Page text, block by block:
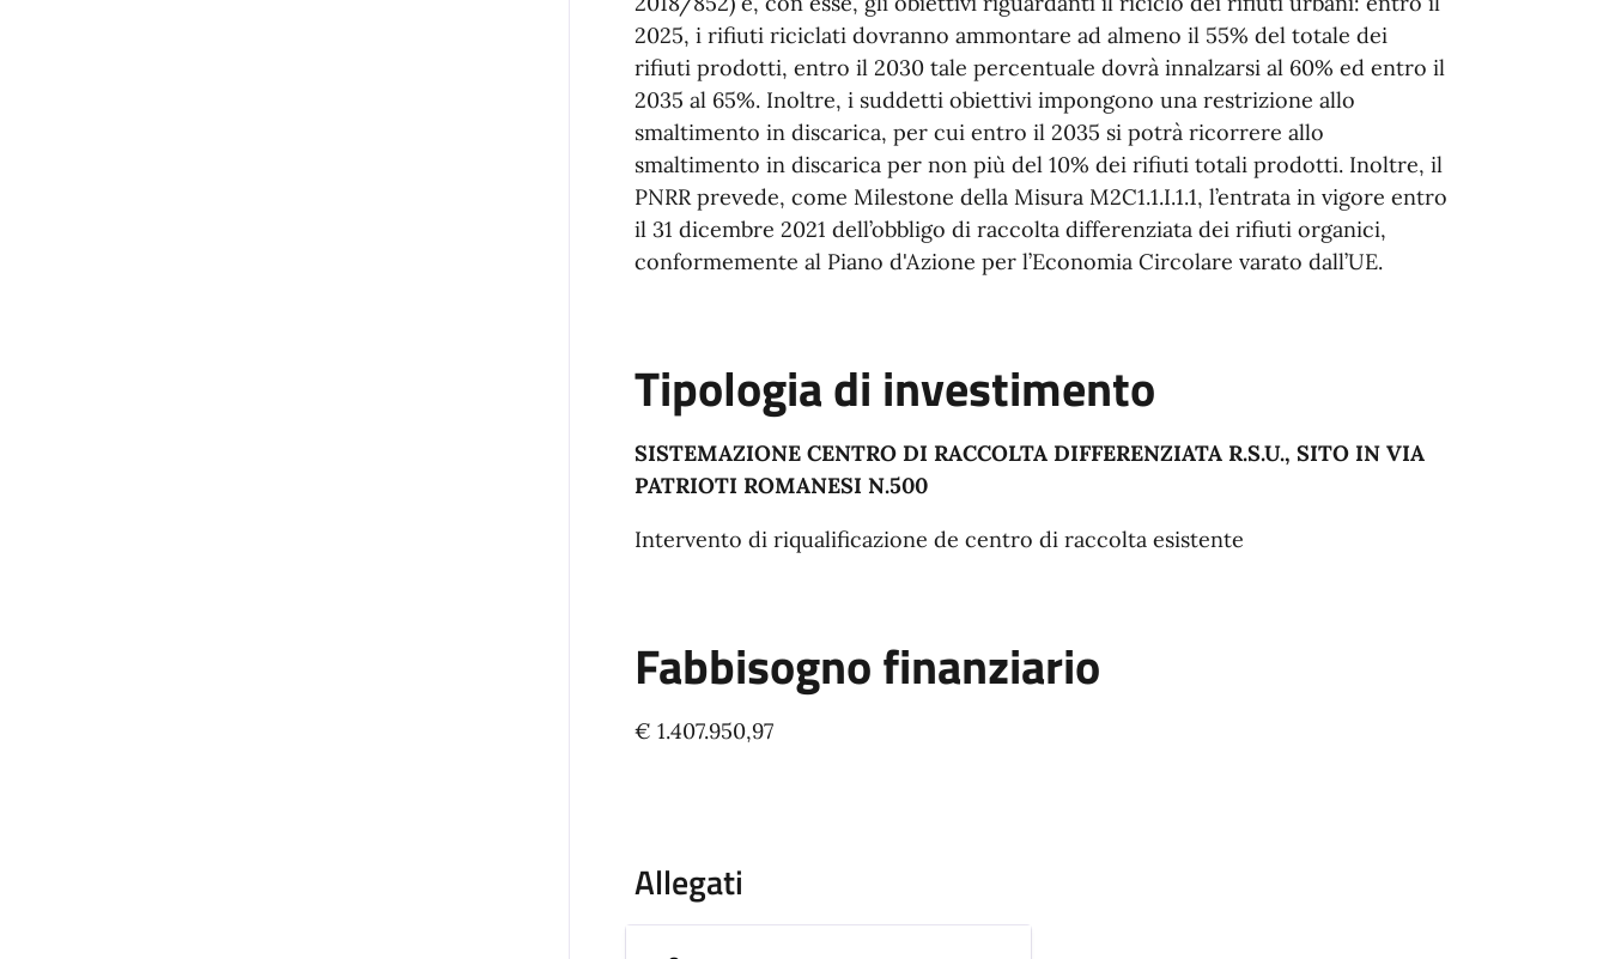
2025, i rifiuti riciclati dovranno ammontare ad almeno il 55% del totale dei
rifiuti prodotti, entro il 2030 tale percentuale dovrà innalzarsi al 60% ed entro il
2035 al 65%. Inoltre, i suddetti obiettivi impongono una restrizione allo
smaltimento in discarica, per cui entro il 2035 si potrà ricorrere allo
smaltimento in discarica per non più del 10% dei rifiuti totali prodotti. Inoltre, il
PNRR prevede, come Milestone della Misura M2C1.1.I.1.1, l’entrata in vigore entro
il 31 dicembre 2021 dell’obbligo di raccolta differenziata dei rifiuti organici,
conformemente al Piano d'Azione per l’Economia Circolare varato dall’UE.
Tipologia di investimento
SISTEMAZIONE CENTRO DI RACCOLTA DIFFERENZIATA R.S.U., SITO IN VIA
PATRIOTI ROMANESI N.500
Intervento di riqualificazione de centro di raccolta esistente
Fabbisogno finanziario
€ 1.407.950,97
Allegati